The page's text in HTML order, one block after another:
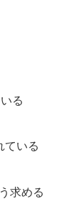
る
ている
求める